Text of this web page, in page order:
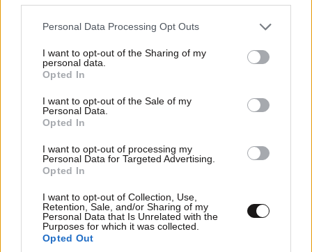
Please note that this website/app uses one or more Google
not limited to your visit or usage behaviour. You may click to
grant or deny consent to Google and its third-party tags to
use your data for below specified purposes in below Google
consent section.
Personal Data Processing Opt Outs
I want to opt-out of the Sharing of my
personal data.
Opted In
I want to opt-out of the Sale of my
Personal Data.
Opted In
I want to opt-out of processing my
Personal Data for Targeted Advertising.
Opted In
I want to opt-out of Collection, Use,
Retention, Sale, and/or Sharing of my
Personal Data that Is Unrelated with the
Purposes for which it was collected.
Opted Out
Εκτος απο ασχετη ειμαι ανθελληνιδα. Ολο
ασυναρτησιες ολη την ωρα. Εχω ξεφτιλιστει
εντελως. Παω να πιω το γαλα μου τωρα και να
Απαντήστε
Βρωμοτουρκε
Απαντήστε